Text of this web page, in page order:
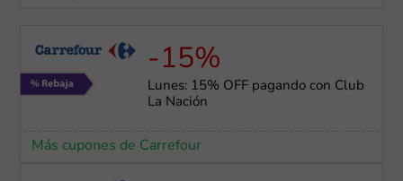
-15%
Lunes: 15% OFF pagando con Club
La Nación
Más cupones de Carrefour